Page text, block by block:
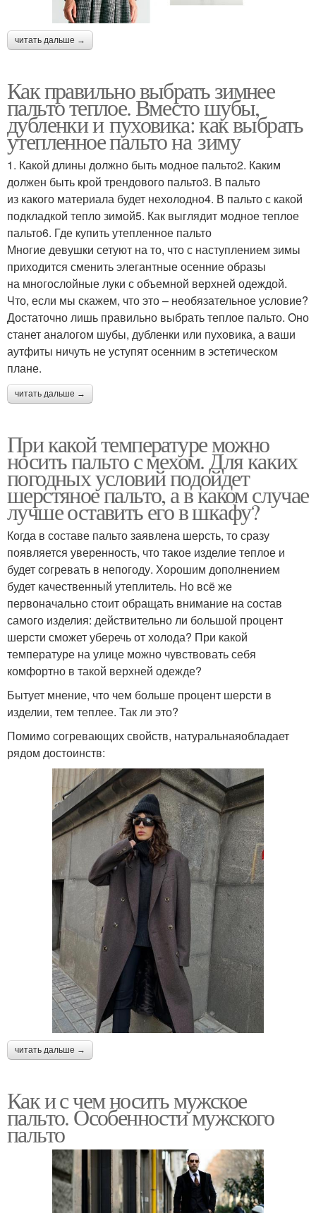
читать дальше →
Как правильно выбрать зимнее
пальто теплое. Вместо шубы,
дубленки и пуховика: как выбрать
утепленное пальто на зиму
1. Какой длины должно быть модное пальто2. Каким
должен быть крой трендового пальто3. В пальто
из какого материала будет нехолодно4. В пальто с какой
подкладкой тепло зимой5. Как выглядит модное теплое
пальто6. Где купить утепленное пальто
Многие девушки сетуют на то, что с наступлением зимы
приходится сменить элегантные осенние образы
на многослойные луки с объемной верхней одеждой.
Что, если мы скажем, что это – необязательное условие?
Достаточно лишь правильно выбрать теплое пальто. Оно
станет аналогом шубы, дубленки или пуховика, а ваши
аутфиты ничуть не уступят осенним в эстетическом
плане.
читать дальше →
При какой температуре можно
носить пальто с мехом. Для каких
погодных условий подойдет
шерстяное пальто, а в каком случае
лучше оставить его в шкафу?
Когда в составе пальто заявлена шерсть, то сразу
появляется уверенность, что такое изделие теплое и
будет согревать в непогоду. Хорошим дополнением
будет качественный утеплитель. Но всё же
первоначально стоит обращать внимание на состав
самого изделия: действительно ли большой процент
шерсти сможет уберечь от холода? При какой
температуре на улице можно чувствовать себя
комфортно в такой верхней одежде?
Бытует мнение, что чем больше процент шерсти в
изделии, тем теплее. Так ли это?
Помимо согревающих свойств, натуральнаяобладает
рядом достоинств:
читать дальше →
Как и с чем носить мужское
пальто. Особенности мужского
пальто